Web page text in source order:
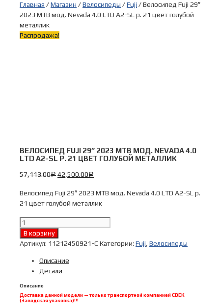
Главная /Магазин /Велосипеды /Fuji / Велосипед Fuji 29″
2023 MTB мод. Nevada 4.0 LTD A2-SL р. 21 цвет голубой
металлик
Распродажа!
ВЕЛОСИПЕД FUJI 29″ 2023 MTB МОД. NEVADA 4.0
LTD A2-SL Р. 21 ЦВЕТ ГОЛУБОЙ МЕТАЛЛИК
57,113.00Р 42,500.00 Р
Велосипед Fuji 29″ 2023 MTB мод. Nevada 4.0 LTD A2-SL р.
21 цвет голубой металлик
Количество
Велосипед
Fuji
2023
MTB
мод.
Nevada
4.0
В корзину
Артикул: 11212450921-C Категории: Fuji Велосипеды
Описание
Детали
Описание
Доставка данной модели — только транспортной компанией CDEK
(Заводская упаковка)!!!